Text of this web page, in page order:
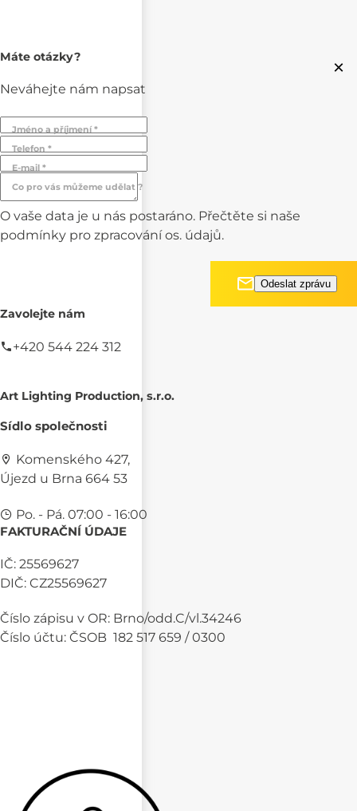
×
Máte otázky?
Neváhejte nám napsat
Jméno a příjmení *
Telefon *
E-mail *
Co pro vás můžeme udělat ?
O vaše data je u nás postaráno. Přečtěte si naše
podmínky pro zpracování os. údajů.
Zavolejte nám
+420 544 224 312
Art Lighting Production, s.r.o.
Sídlo společnosti
Komenského 427,
Újezd u Brna 664 53
Po. - Pá. 07:00 - 16:00
FAKTURAČNÍ ÚDAJE
IČ: 25569627
DIČ: CZ25569627
Číslo zápisu v OR: Brno/odd.C/vl.34246
Číslo účtu: ČSOB 182 517 659 / 0300